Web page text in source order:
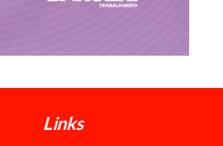
Links